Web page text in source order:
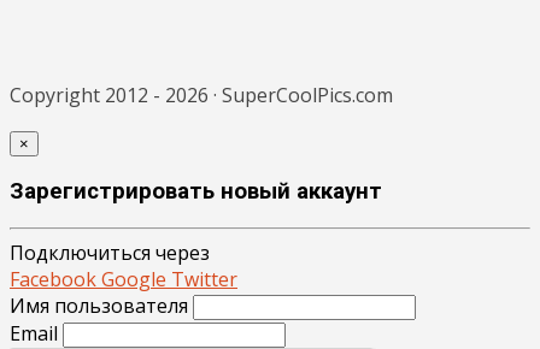
Copyright 2012 - 2026 · SuperCoolPics.com
×
Зарегистрировать новый аккаунт
Подключиться через
FacebookGoogle Twitter
Имя пользователя
Email